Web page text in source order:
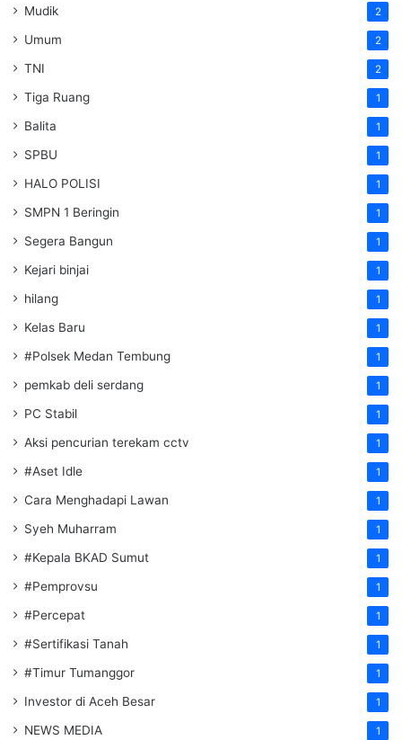
Mudik 2
Umum 2
TNI 2
Tiga Ruang 1
Balita 1
SPBU 1
HALO POLISI 1
SMPN 1 Beringin 1
Segera Bangun 1
Kejari binjai 1
hilang 1
Kelas Baru 1
#Polsek Medan Tembung 1
pemkab deli serdang 1
PC Stabil 1
Aksi pencurian terekam cctv 1
#Aset Idle 1
Cara Menghadapi Lawan 1
Syeh Muharram 1
#Kepala BKAD Sumut 1
#Pemprovsu 1
#Percepat 1
#Sertifikasi Tanah 1
#Timur Tumanggor 1
Investor di Aceh Besar 1
NEWS MEDIA 1